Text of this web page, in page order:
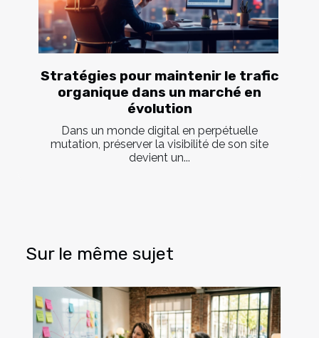
Stratégies pour maintenir le trafic
organique dans un marché en
évolution
Dans un monde digital en perpétuelle
mutation, préserver la visibilité de son site
devient un...
Sur le même sujet